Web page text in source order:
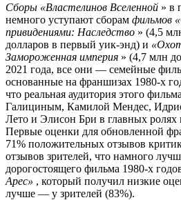
Сборы «Властелинов Вселенной » в
немного уступают сборам фильмов
привидениями: Наследство » (4,5
долларов в первый уик-энд) и
Замороженная империя » (4,7 млн
2021 года, все они — семейные
основанные на франшизах 1980-х
что реальная аудитория этого
Галициным, Камилой Мендес,
Лето и Элисон Бри в главных ролях
Первые оценки для обновленной
71% положительных отзывов
отзывов зрителей, что намного
дорогостоящего фильма 1980-х
Арес» , который получил низкие
лучше — у зрителей (83%).